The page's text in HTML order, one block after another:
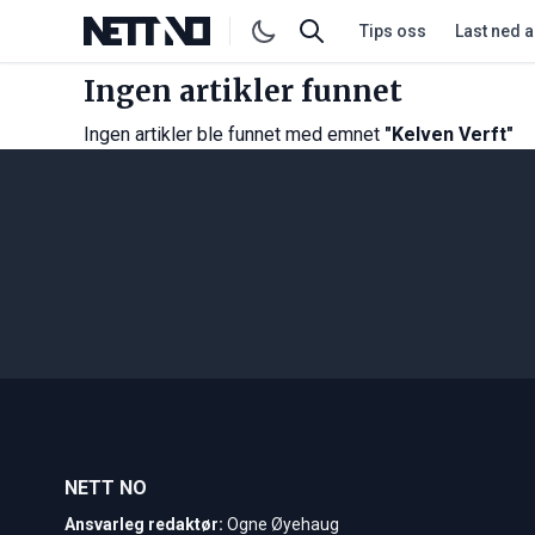
Tips oss Last ned
Ingen artikler funnet
Ingen artikler ble funnet med emnet "Kelven Verft"
NETT NO
Ansvarleg redaktør: Ogne Øyehaug